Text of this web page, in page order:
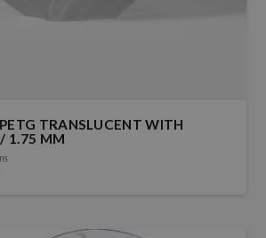
TRANSLUCENT WITH
1.75 MM